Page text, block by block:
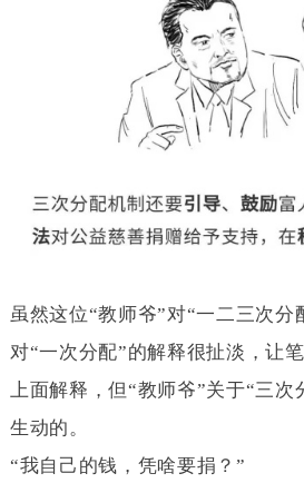
虽然这位“教师爷”对“一二三次分
对“一次分配”的解释很扯淡，让
上面解释，但“教师爷”关于“三
生动的。
“我自己的钱，凭啥要捐？”